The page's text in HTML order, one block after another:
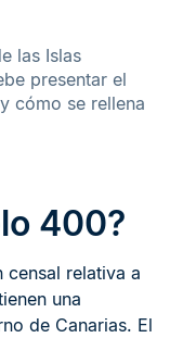
las Islas
presentar el
cómo se rellena
400?
censal relativa a
una
de Canarias. El